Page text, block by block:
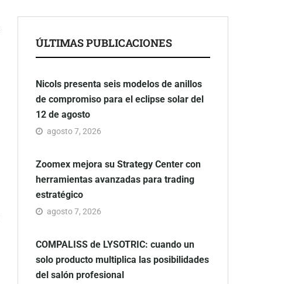
ÚLTIMAS PUBLICACIONES
Nicols presenta seis modelos de anillos
de compromiso para el eclipse solar del
12 de agosto
agosto 7, 2026
Zoomex mejora su Strategy Center con
herramientas avanzadas para trading
estratégico
agosto 7, 2026
COMPALISS de LYSOTRIC: cuando un
solo producto multiplica las posibilidades
del salón profesional